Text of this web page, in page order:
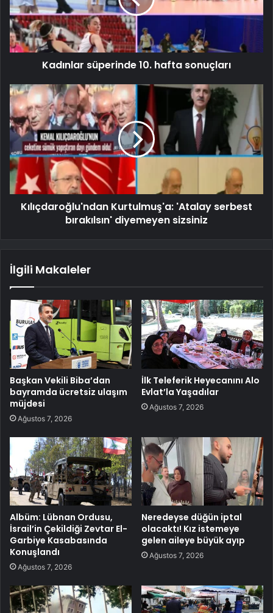
Kadınlar süperinde 10. hafta sonuçları
Kılıçdaroğlu'ndan Kurtulmuş'a: 'Atalay serbest
bırakılsın' diyemeyen sizsiniz
İlgili Makaleler
Başkan Vekili Biba’dan
bayramda ücretsiz ulaşım
müjdesi
Ağustos 7, 2026
İlk Teleferik Heyecanını Alo
Evlat’la Yaşadılar
Ağustos 7, 2026
Albüm: Lübnan Ordusu,
İsrail’in Çekildiği Zevtar El-
Garbiye Kasabasında
Konuşlandı
Ağustos 7, 2026
Neredeyse düğün iptal
olacaktı! Kız istemeye
gelen aileye büyük ayıp
Ağustos 7, 2026